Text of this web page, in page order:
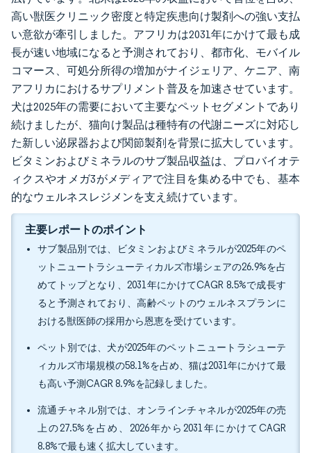
高い獣医クリニック密度と特定疾患向け製剤への強い支払
い意欲が牽引しました。アフリカは2031年にかけて最も成
長が速い地域になると予測されており、都市化、モバイル
コマース、可処分所得の増加がナイジェリア、ケニア、南
アフリカにおけるサプリメント普及を加速させています。
犬は2025年の需要において主要なペットセグメントであり
続けましたが、猫向け製品は種特有の代謝ニーズに対応し
た新しい泌尿器および関節製剤を背景に拡大しています。
ビタミンおよびミネラルのサブ製品収益は、プロバイオテ
ィクスやオメガ3がメディアで注目を集める中でも、基本
的なウェルネスレジメンを支え続けています。
主要レポートのポイント
サブ製品別では、ビタミンおよびミネラルが2025年のペ
ットニュートラシューティカルズ市場シェアの26.9%を占
めてトップとなり、2031年にかけてCAGR 8.5%で成長す
ると予測されており、高齢ペットのウェルネスプランに
おける獣医師の採用から恩恵を受けています。
ペット別では、犬が2025年のペットニュートラシューテ
ィカルズ市場規模の58.1%を占め、猫は2031年にかけて最
も高い予測CAGR 8.9%を記録しました。
流通チャネル別では、オンラインチャネルが2025年の売
上の27.5%を占め、2026年から2031年にかけてCAGR
8.8%で最も速く拡大しています。